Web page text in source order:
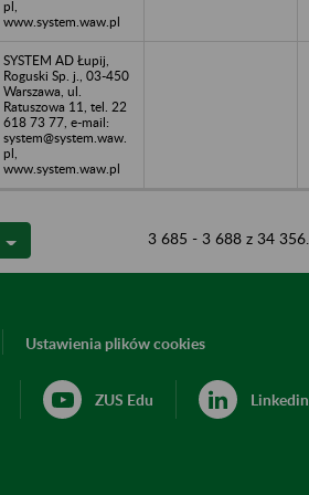
pl,
www.system.waw.pl
SYSTEM AD Łupij,
Roguski Sp. j., 03-450
Warszawa, ul.
Ratuszowa 11, tel. 22
618 73 77, e-mail:
system@system.waw.
pl,
www.system.waw.pl
3 685 - 3 688 z 34 356.
Ustawienia plików cookies
ZUS Edu Linkedin